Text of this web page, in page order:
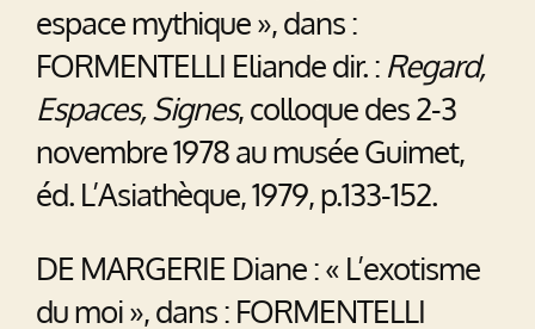
espace mythique », dans :
FORMENTELLI Eliande dir. : Regard,
Espaces, Signes, colloque des 2-3
novembre 1978 au musée Guimet,
éd. L’Asiathèque, 1979, p.133-152.
DE MARGERIE Diane : « L’exotisme
du moi », dans : FORMENTELLI